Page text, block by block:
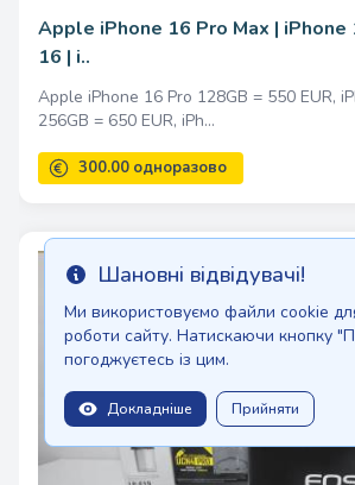
Apple iPhone 16 Pro Max | iPhone
16 | i..
Apple iPhone 16 Pro 128GB = 550 EUR,
256GB = 650 EUR, iPh...
Info Шановні відвідувачі!
Ми використовуємо файли cookie
роботи сайту. Натискаючи кнопку
погоджуєтесь із цим.
Докладніше Прийняти